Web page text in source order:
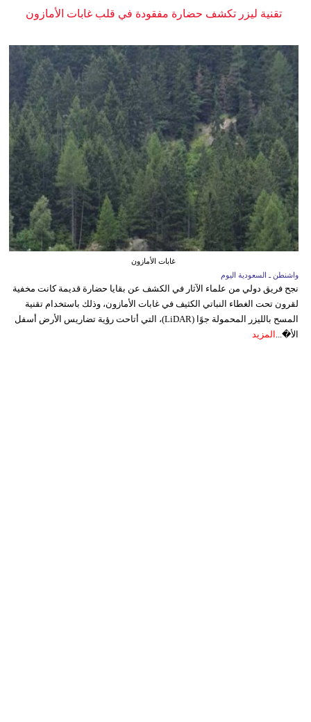
تقنية ليزر تكشف حضارة مفقودة في قلب غابات الأمازون
غابات الأمازون
واشنطن ـ السعودية اليوم
نجح فريق دولي من علماء الآثار في الكشف عن بقايا حضارة قديمة كانت مخفية
لقرون تحت الغطاء النباتي الكثيف في غابات الأمازون، وذلك باستخدام تقنية
المسح بالليزر المحمولة جوًا (LiDAR)، التي أتاحت رؤية تضاريس الأرض أسفل
الأ�... المزيد